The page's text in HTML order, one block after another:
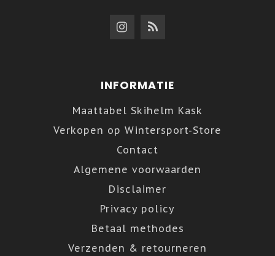
INFORMATIE
Maattabel Skihelm Kask
Verkopen op Wintersport-Store
Contact
Algemene voorwaarden
Disclaimer
Privacy policy
Betaal methodes
Verzenden & retourneren